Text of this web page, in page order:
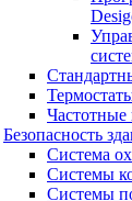
Частотные
Безопасность
Система
Системы
Системы